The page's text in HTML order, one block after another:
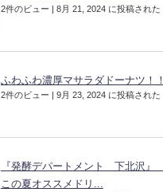
2件のビュー | 8月 21, 2024 に投稿された
ふわふわ濃厚マサラダドーナツ！！
2件のビュー | 9月 23, 2024 に投稿された
『発酵デパートメント 下北沢』
この夏オススメドリ...